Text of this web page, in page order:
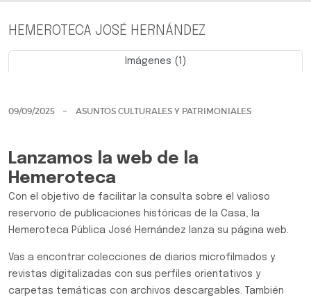
HEMEROTECA JOSÉ HERNÁNDEZ
Imágenes (1)
09/09/2025 ASUNTOS CULTURALES Y PATRIMONIALES
Lanzamos la web de la
Hemeroteca
Con el objetivo de facilitar la consulta sobre el valioso
reservorio de publicaciones históricas de la Casa, la
Hemeroteca Pública José Hernández lanza su página web.
Vas a encontrar colecciones de diarios microfilmados y
revistas digitalizadas con sus perfiles orientativos y
carpetas temáticas con archivos descargables. También